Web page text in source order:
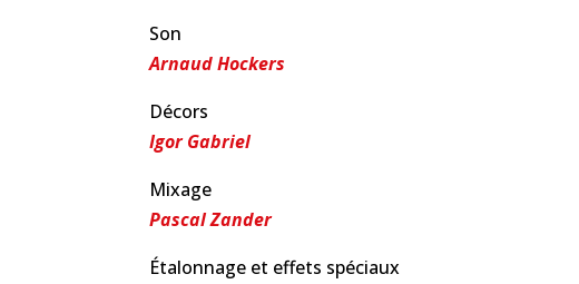
Son
Arnaud Hockers
Décors
Igor Gabriel
Mixage
Pascal Zander
Étalonnage et effets spéciaux